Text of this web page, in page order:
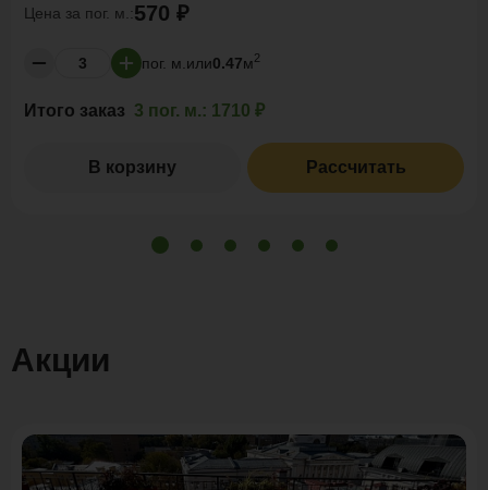
Цена за пог. м.:570 ₽
пог. м. или0.47м2
Итого заказ 3 пог. м.: 1710 ₽
В корзину Рассчитать
Акции